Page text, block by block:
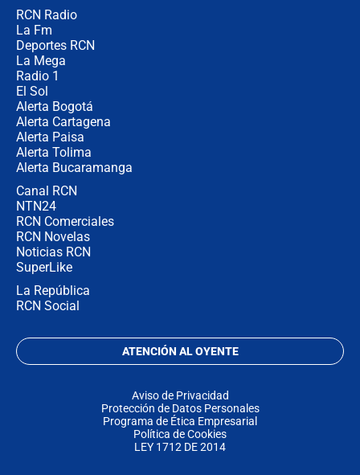
RCN Radio
La Fm
Deportes RCN
La Mega
Radio 1
El Sol
Alerta Bogotá
Alerta Cartagena
Alerta Paisa
Alerta Tolima
Alerta Bucaramanga
Canal RCN
NTN24
RCN Comerciales
RCN Novelas
Noticias RCN
SuperLike
La República
RCN Social
ATENCIÓN AL OYENTE
Aviso de Privacidad
Protección de Datos Personales
Programa de Ética Empresarial
Política de Cookies
LEY 1712 DE 2014